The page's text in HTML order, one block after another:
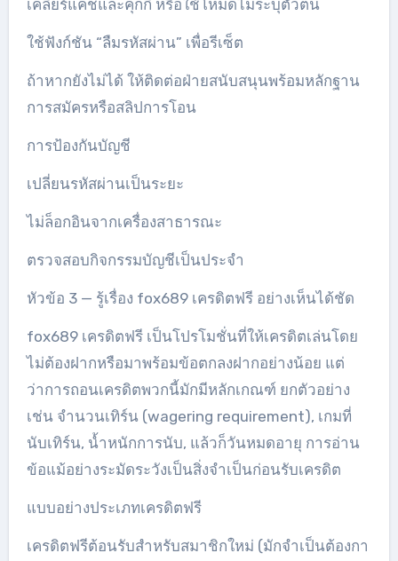
เคลียร์แคชและคุกกี้ หรือใช้โหมดไม่ระบุตัวตน
ใช้ฟังก์ชัน “ลืมรหัสผ่าน” เพื่อรีเซ็ต
ถ้าหากยังไม่ได้ ให้ติดต่อฝ่ายสนับสนุนพร้อมหลักฐาน
การสมัครหรือสลิปการโอน
การป้องกันบัญชี
เปลี่ยนรหัสผ่านเป็นระยะ
ไม่ล็อกอินจากเครื่องสาธารณะ
ตรวจสอบกิจกรรมบัญชีเป็นประจำ
หัวข้อ 3 — รู้เรื่อง fox689 เครดิตฟรี อย่างเห็นได้ชัด
fox689 เครดิตฟรี เป็นโปรโมชั่นที่ให้เครดิตเล่นโดย
ไม่ต้องฝากหรือมาพร้อมข้อตกลงฝากอย่างน้อย แต่
ว่าการถอนเครดิตพวกนี้มักมีหลักเกณฑ์ ยกตัวอย่าง
เช่น จำนวนเทิร์น (wagering requirement), เกมที่
นับเทิร์น, น้ำหนักการนับ, แล้วก็วันหมดอายุ การอ่าน
ข้อแม้อย่างระมัดระวังเป็นสิ่งจำเป็นก่อนรับเครดิต
แบบอย่างประเภทเครดิตฟรี
เครดิตฟรีต้อนรับสำหรับสมาชิกใหม่ (มักจำเป็นต้องกา